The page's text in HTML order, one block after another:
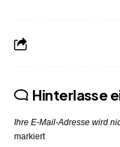
Hinterlasse
Ihre E-Mail-Adresse wird
markiert